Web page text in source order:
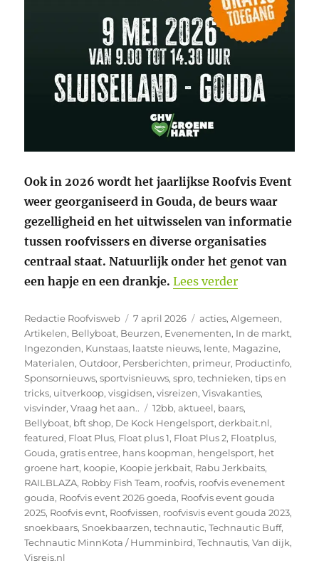
Ook in 2026 wordt het jaarlijkse Roofvis Event
weer georganiseerd in Gouda, de beurs waar
gezelligheid en het uitwisselen van informatie
tussen roofvissers en diverse organisaties
centraal staat. Natuurlijk onder het genot van
een hapje en een drankje. Lees verder“9 mei
Auteur
Redactie Roofvisweb
Geplaatst
op
7 april 2026 Categorieën
acties,Algemeen,
Artikelen, Bellyboat, Beurzen, Evenementen, In de markt,
Ingezonden, Kunstaas, laatste nieuws, lente, Magazine,
Materialen,Outdoor, Persberichten, primeur, Productinfo,
Sponsornieuws,sportvisnieuws,spro,technieken,tips en
tricks, uitverkoop,visgidsen,visreizen,Visvakanties,
visvinder,Vraag het aan.. Tags
12bb,aktueel, baars,
Bellyboat, bft shop, De Kock Hengelsport,derkbait.nl,
featured, Float Plus, Float plus 1, Float Plus 2, Floatplus,
Gouda,gratis entree, hans koopman, hengelsport, het
groene hart, koopie, Koopie jerkbait, Rabu Jerkbaits,
RAILBLAZA, Robby Fish Team, roofvis, roofvis evenement
gouda, Roofvis event 2026 goeda, Roofvis event gouda
2025, Roofvis evnt, Roofvissen, roofvisvis event gouda 2023,
snoekbaars,Snoekbaarzen,technautic,Technautic Buff,
Technautic MinnKota / Humminbird,Technautis,Van dijk,
Visreis.nl